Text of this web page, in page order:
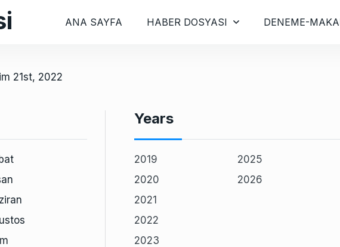
ANA SAYFA HABER DOSYASI DENEME-
21st, 2022
Years
2019
2020
2021
2022
2023
2025
2026